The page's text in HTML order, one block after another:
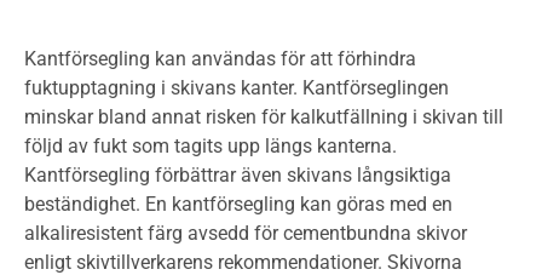
Kantförsegling kan användas för att förhindra
fuktupptagning i skivans kanter. Kantförseglingen
minskar bland annat risken för kalkutfällning i skivan till
följd av fukt som tagits upp längs kanterna.
Kantförsegling förbättrar även skivans långsiktiga
beständighet. En kantförsegling kan göras med en
alkaliresistent färg avsedd för cementbundna skivor
enligt skivtillverkarens rekommendationer. Skivorna